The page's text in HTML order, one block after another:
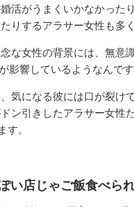
活がうまくいかなかった
りするアラサー女性も多
な女性の背景には、無意
影響しているようなんです
気になる彼には口が裂け
ン引きしたアラサー女性
。
い店じゃご飯食べられ